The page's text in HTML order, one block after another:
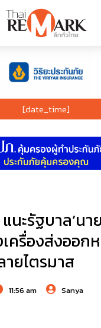
[date_time]
นะรัฐบาล’นา
เครื่องส่งออก
ยไตรมาส
11:56 am Sanya